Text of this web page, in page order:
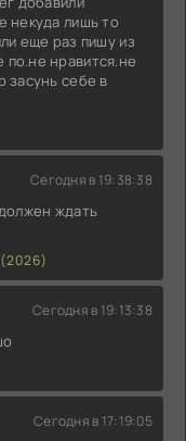
некуда лишь то
еще раз пишу из
нравится.не
засунь себе в
Сегодня в 19:38:38
ждать
Сегодня в 19:13:38
Сегодня в 17:19:05